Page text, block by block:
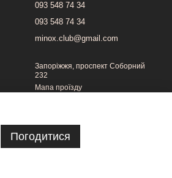
093 548 74 34
093 548 74 34
minox.club@gmail.com
Запоріжжя, проспект Соборний
232
Мапа проїзду
Погодитися